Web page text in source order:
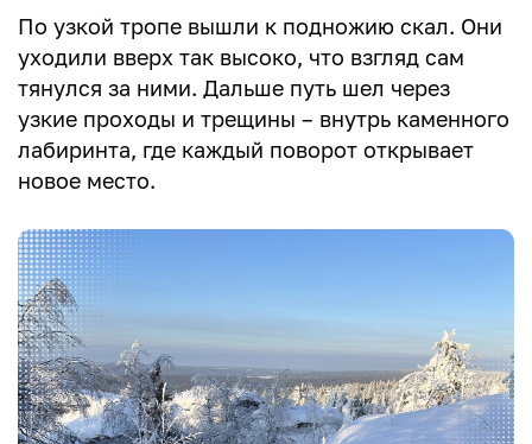
По узкой тропе вышли к подножию скал. Они
уходили вверх так высоко, что взгляд сам
тянулся за ними. Дальше путь шел через
узкие проходы и трещины – внутрь каменного
лабиринта, где каждый поворот открывает
новое место.